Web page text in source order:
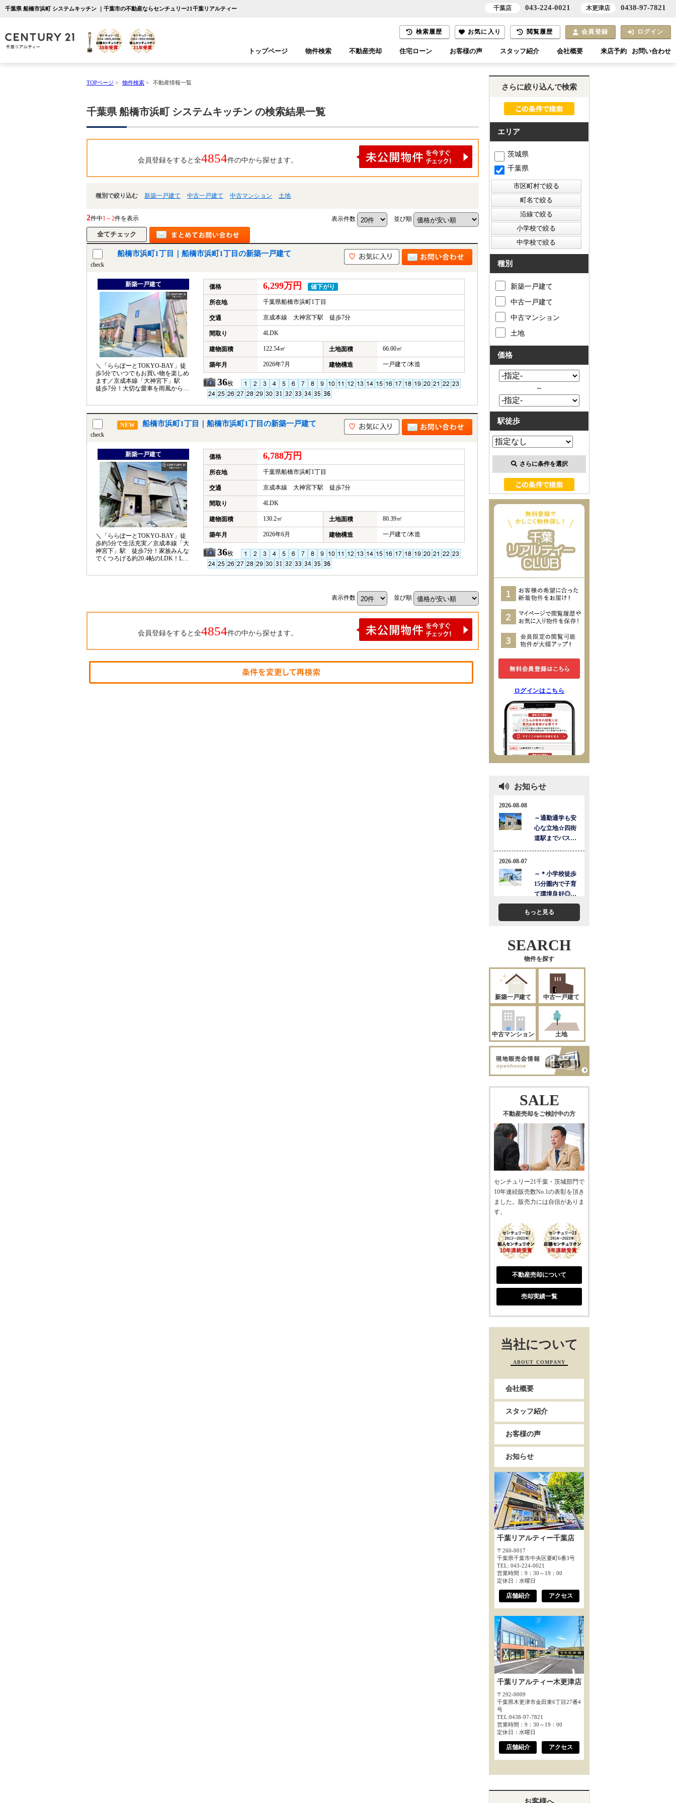
千葉県 船橋市浜町 システムキッチン ｜千葉市の不動産ならセンチュリー21千葉リアルティー
検索履歴 お気に入り 閲覧履歴 会員登録 ログイン
トップページ 物件検索 不動産売却 住宅ローン お客様の声 スタッフ紹介 会社概要 来店予約 お問い合わせ
TOPページ > 物件検索 > 不動産情報一覧
千葉県 船橋市浜町 システムキッチン の検索結果一覧
会員登録をすると全4854件の中から探せます。
種別で絞り込む 新築一戸建て 中古一戸建て 中古マンション 土地
2件中1～2件を表示 表示件数 並び順
check
船橋市浜町1丁目｜船橋市浜町1丁目の新築一戸建て
新築一戸建て
＼「ららぽーとTOKYO-BAY」徒
歩5分でいつでもお買い物を楽しめ
ます／京成本線「大神宮下」駅
徒歩7分！大切な愛車を雨風から守
価格 6,299万円 値下がり
所在地 千葉県船橋市浜町1丁目
交通 京成本線 大神宮下駅 徒歩7分
間取り 4LDK
建物面積 122.54㎡ 土地面積 66.00㎡
築年月 2026年7月 建物構造 一戸建て/木造
36枚
check
NEW 船橋市浜町1丁目｜船橋市浜町1丁目の新築一戸建て
新築一戸建て
＼「ららぽーとTOKYO-BAY」徒
歩約5分で生活充実／京成本線「大
神宮下」駅 徒歩7分！家族みんな
でくつろげる約20.4帖のLDK！LD
価格 6,788万円
所在地 千葉県船橋市浜町1丁目
交通 京成本線 大神宮下駅 徒歩7分
間取り 4LDK
建物面積 130.2㎡ 土地面積 80.39㎡
築年月 2026年6月 建物構造 一戸建て/木造
36枚
表示件数 並び順
会員登録をすると全4854件の中から探せます。
さらに絞り込んで検索
エリア
茨城県
千葉県
種別
新築一戸建て
中古一戸建て
中古マンション
土地
価格
～
駅徒歩
さらに条件を選択
ログインはこちら
お知らせ
もっと見る
SEARCH
物件を探す
新築一戸建て 中古一戸建て
中古マンション 土地
SALE
不動産売却をご検討中の方
センチュリー21千葉・茨城部門で
10年連続販売数No.1の表彰を頂き
ました。販売力には自信がありま
す。
不動産売却について
売却実績一覧
当社について
ABOUT COMPANY
会社概要
スタッフ紹介
お客様の声
お知らせ
千葉リアルティー千葉店
〒260-0017
千葉県千葉市中央区要町6番3号
TEL: 043-224-0021
営業時間：9：30～19：00
定休日：水曜日
店舗紹介 アクセス
千葉リアルティー木更津店
〒292-0009
千葉県木更津市金田東6丁目27番4
号
TEL:0438-97-7821
営業時間：9：30～19：00
定休日：水曜日
店舗紹介 アクセス
千葉店 043-224-0021 木更津店 0438-97-7821